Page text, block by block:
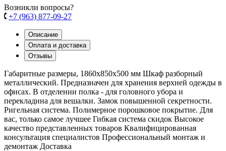
Возникли вопросы?
+7 (963) 877-09-27
Описание
Оплата и доставка
Отзывы
Габаритные размеры, 1860х850х500 мм Шкаф разборный
металлический. Предназначен для хранения верхней одежды в
офисах. В отделении полка - для головного убора и
перекладина для вешалки. Замок повышенной секретности.
Ригельная система. Полимерное порошковое покрытие. Для
вас, только самое лучшее Гибкая система скидок Высокое
качество представленных товаров Квалифицированная
консультация специалистов Профессиональный монтаж и
демонтаж Доставка